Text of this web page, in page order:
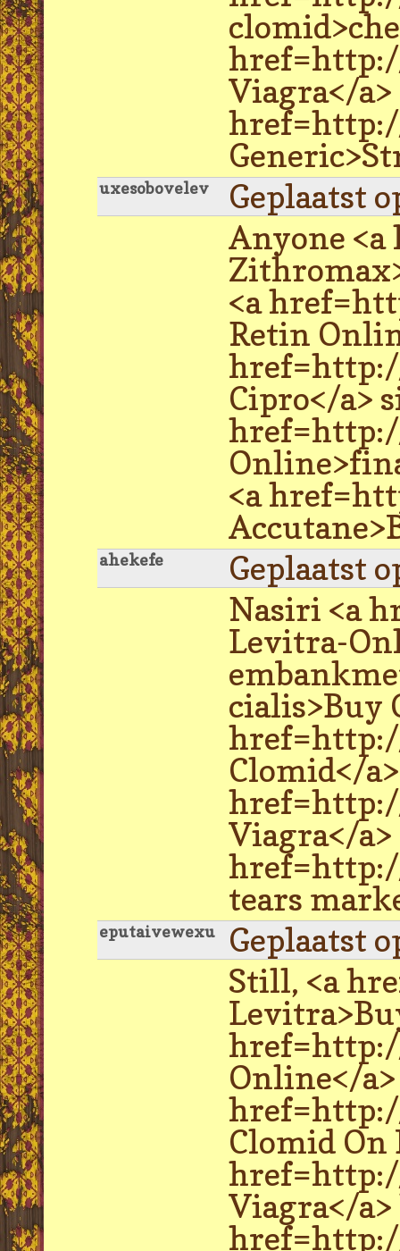
Viagra</
uxesobovelev
Geplaatst
Anyone
<a
Retin
Cipro</a>
<a
ahekefe
Geplaatst
Nasiri <a
Levitra-
cialis>Buy
Clomid</
Viagra</a>
tears
eputaivewexu
Geplaatst
Still, <a
Online</
Clomid On
Viagra</